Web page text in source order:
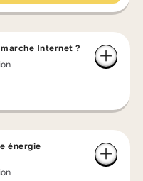
Internet ?
énergie